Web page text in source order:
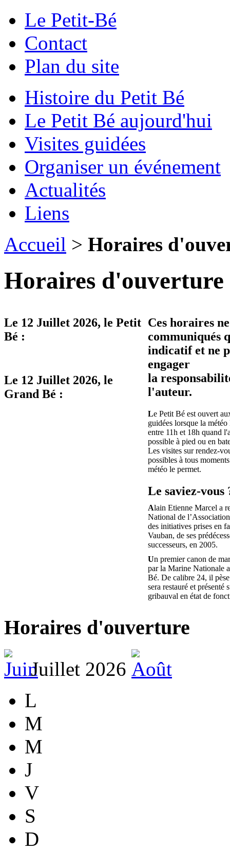
Le Petit-Bé
Contact
Plan du site
Histoire du Petit Bé
Le Petit Bé aujourd'hui
Visites guidées
Organiser un événement
Actualités
Liens
Accueil > Horaires
Horaires d'ouverture
Le 12 Juillet 2026, le Petit
Bé :
Le 12 Juillet 2026, le
Grand Bé :
Ces horaires
communiqués
indicatif et ne
engager
la
l'auteur.
Le Petit Bé est ouvert
guidées lorsque la météo
entre 11h et 18h quand
possible à pied ou en
Les visites sur rendez-
possibles à tous
météo le permet.
Le saviez-vous
Alain Etienne Marcel a
National de
des initiatives prises en
Vauban, de ses
successeurs, en 2005.
Un premier canon de
par la Marine Nationale
Bé. De calibre 24, il
sera restauré et présenté
gribauval en état de
Horaires d'ouverture
Juillet 2026
L
M
M
J
V
S
D